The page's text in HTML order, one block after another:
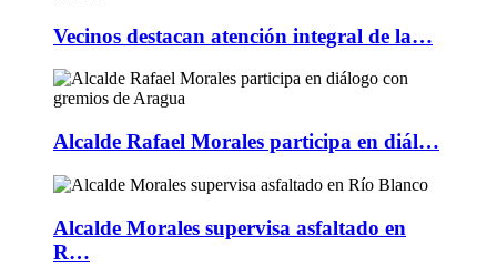
Vecinos destacan atención integral de la…
Alcalde Rafael Morales participa en diál…
Alcalde Morales supervisa asfaltado en
R…